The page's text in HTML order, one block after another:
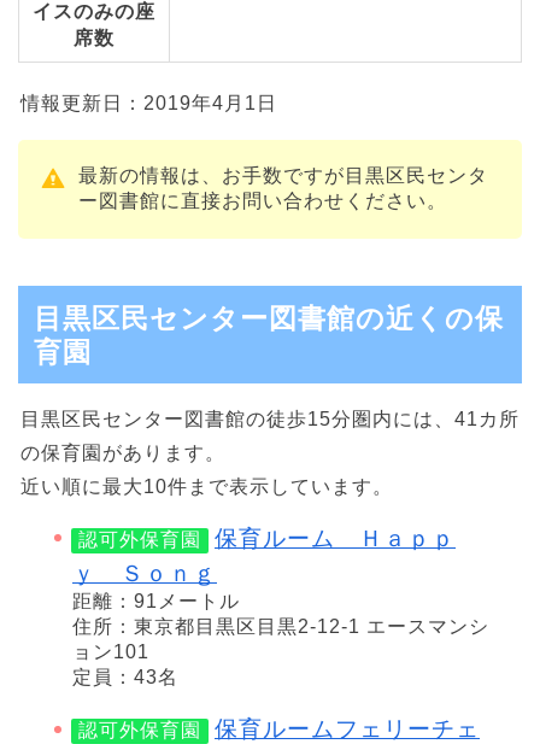
イスのみの座
席数
情報更新日：2019年4月1日
最新の情報は、お手数ですが目黒区民センタ
ー図書館に直接お問い合わせください。
目黒区民センター図書館の近くの保
育園
目黒区民センター図書館の徒歩15分圏内には、41カ所
の保育園があります。
近い順に最大10件まで表示しています。
認可外保育園
保育ルーム Ｈａｐｐ
ｙ Ｓｏｎｇ
距離：91メートル
住所：東京都目黒区目黒2-12-1 エースマンシ
ョン101
定員：43名
認可外保育園
保育ルームフェリーチェ